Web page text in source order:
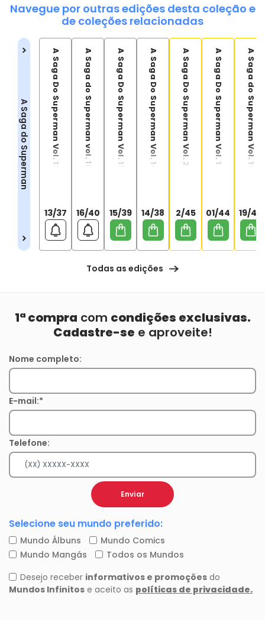
Navegue por outras edições desta coleção e
de coleções relacionadas
A Saga do Superman A Saga Do Superman Vol. 13/37
13/37
A Saga do Superman vol. 16/40
16/40
A Saga Do Superman Vol. 15/39
15/39
A Saga Do Superman Vol. 14/38
14/38
A Saga Do Superman Vol. 2 (45)
2/45
A Saga Do Superman Vol. 1 (44)
01/44
A Saga do Superman Vol. 19/43
19/43
Todas as edições